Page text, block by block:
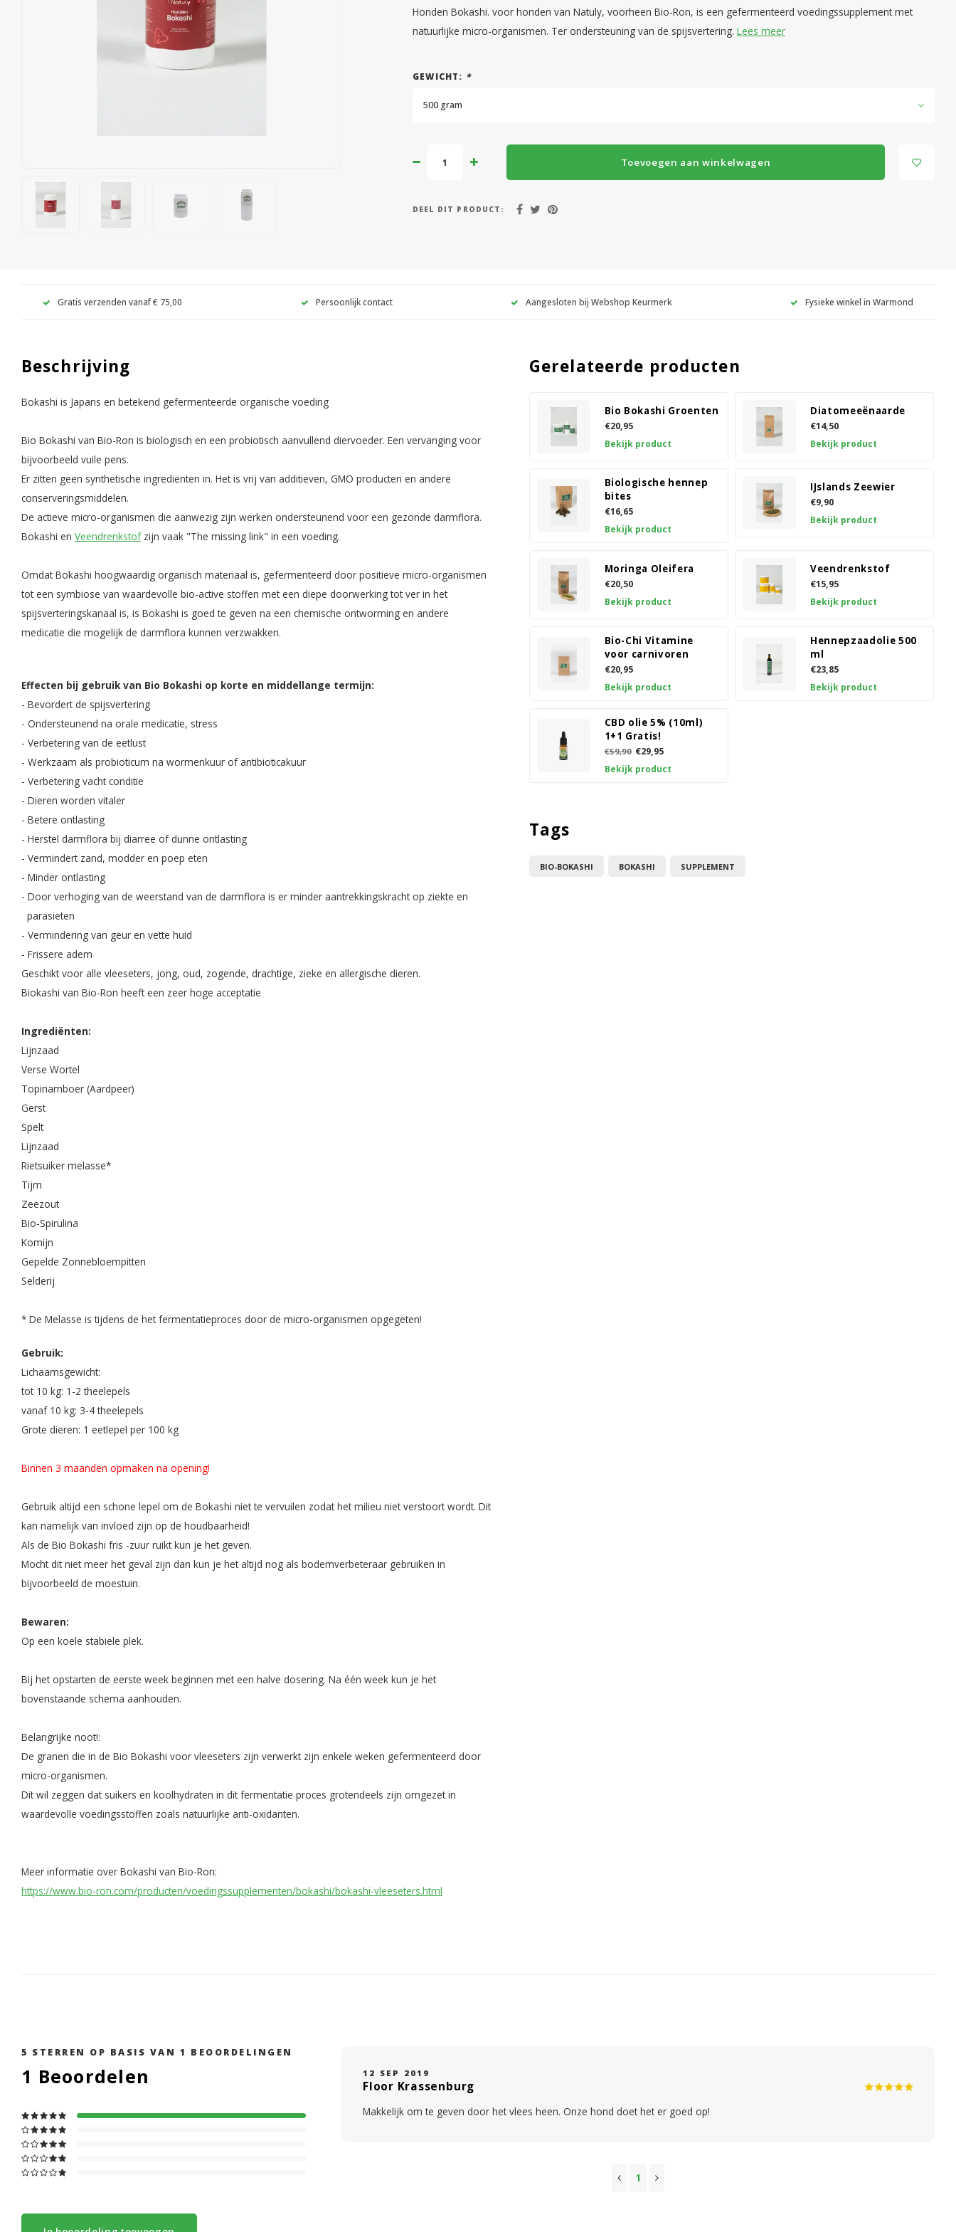
Honden Bokashi. voor honden van Natuly, voorheen Bio-Ron, is een gefermenteerd voedingssupplement met
natuurlijke micro-organismen. Ter ondersteuning van de spijsvertering. Lees meer
GEWICHT: *
500 gram
Toevoegen aan winkelwagen
DEEL DIT PRODUCT:
Gratis verzenden vanaf € 75,00 Persoonlijk contact Aangesloten bij Webshop Keurmerk Fysieke winkel in Warmond
Beschrijving
Bokashi is Japans en betekend gefermenteerde organische voeding
Bio Bokashi van Bio-Ron is biologisch en een probiotisch aanvullend diervoeder. Een vervanging voor
bijvoorbeeld vuile pens.
Er zitten geen synthetische ingrediënten in. Het is vrij van additieven, GMO producten en andere
conserveringsmiddelen.
De actieve micro-organismen die aanwezig zijn werken ondersteunend voor een gezonde darmflora.
Bokashi en Veendrenkstofzijn vaak "The missing link" in een voeding.
Omdat Bokashi hoogwaardig organisch materiaal is, gefermenteerd door positieve micro-organismen
tot een symbiose van waardevolle bio-active stoffen met een diepe doorwerking tot ver in het
spijsverteringskanaal is, is Bokashi is goed te geven na een chemische ontworming en andere
medicatie die mogelijk de darmflora kunnen verzwakken.
Effecten bij gebruik van Bio Bokashi op korte en middellange termijn:
- Bevordert de spijsvertering
- Ondersteunend na orale medicatie, stress
- Verbetering van de eetlust
- Werkzaam als probioticum na wormenkuur of antibioticakuur
- Verbetering vacht conditie
- Dieren worden vitaler
- Betere ontlasting
- Herstel darmflora bij diarree of dunne ontlasting
- Vermindert zand, modder en poep eten
- Minder ontlasting
- Door verhoging van de weerstand van de darmflora is er minder aantrekkingskracht op ziekte en
parasieten
- Vermindering van geur en vette huid
- Frissere adem
Geschikt voor alle vleeseters, jong, oud, zogende, drachtige, zieke en allergische dieren.
Biokashi van Bio-Ron heeft een zeer hoge acceptatie
Ingrediënten:
Lijnzaad
Verse Wortel
Topinamboer (Aardpeer)
Gerst
Spelt
Lijnzaad
Rietsuiker melasse*
Tijm
Zeezout
Bio-Spirulina
Komijn
Gepelde Zonnebloempitten
Selderij
* De Melasse is tijdens de het fermentatieproces door de micro-organismen opgegeten!
Gebruik:
Lichaamsgewicht:
tot 10 kg: 1-2 theelepels
vanaf 10 kg: 3-4 theelepels
Grote dieren: 1 eetlepel per 100 kg
Binnen 3 maanden opmaken na opening!
Gebruik altijd een schone lepel om de Bokashi niet te vervuilen zodat het milieu niet verstoort wordt. Dit
kan namelijk van invloed zijn op de houdbaarheid!
Als de Bio Bokashi fris -zuur ruikt kun je het geven.
Mocht dit niet meer het geval zijn dan kun je het altijd nog als bodemverbeteraar gebruiken in
bijvoorbeeld de moestuin.
Bewaren:
Op een koele stabiele plek.
Bij het opstarten de eerste week beginnen met een halve dosering. Na één week kun je het
bovenstaande schema aanhouden.
Belangrijke noot!:
De granen die in de Bio Bokashi voor vleeseters zijn verwerkt zijn enkele weken gefermenteerd door
micro-organismen.
Dit wil zeggen dat suikers en koolhydraten in dit fermentatie proces grotendeels zijn omgezet in
waardevolle voedingsstoffen zoals natuurlijke anti-oxidanten.
Meer informatie over Bokashi van Bio-Ron:
https://www.bio-ron.com/producten/voedingssupplementen/bokashi/bokashi-vleeseters.html
Gerelateerde producten
Bio Bokashi Groenten
€20,95
Bekijk product
Diatomeeënaarde
€14,50
Bekijk product
Biologische hennep
bites
€16,65
Bekijk product
IJslands Zeewier
€9,90
Bekijk product
Moringa Oleifera
€20,50
Bekijk product
Veendrenkstof
€15,95
Bekijk product
Bio-Chi Vitamine
voor carnivoren
€20,95
Bekijk product
Hennepzaadolie 500
ml
€23,85
Bekijk product
CBD olie 5% (10ml)
1+1 Gratis!
€59,90 €29,95
Bekijk product
Tags
BIO-BOKASHI BOKASHI SUPPLEMENT
5 STERREN OP BASIS VAN 1 BEOORDELINGEN
1 Beoordelen 12 SEP 2019
Floor Krassenburg
Makkelijk om te geven door het vlees heen. Onze hond doet het er goed op!
1